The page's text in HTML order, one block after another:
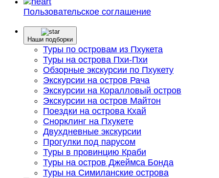
Пользовательское соглашение
Наши подборки
Туры по островам из Пхукета
Туры на острова Пхи-Пхи
Обзорные экскурсии по Пхукету
Экскурсии на остров Рача
Экскурсии на Коралловый остров
Экскурсии на остров Майтон
Поездки на острова Кхай
Снорклинг на Пхукете
Двухдневные экскурсии
Прогулки под парусом
Туры в провинцию Краби
Туры на остров Джеймса Бонда
Туры на Симиланские острова